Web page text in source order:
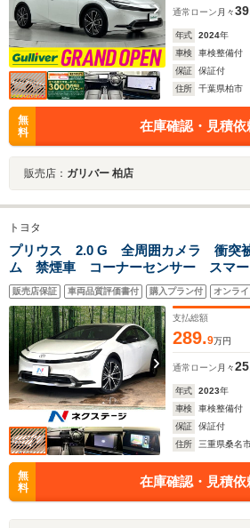
通常ローン 月々
年式 2024年
車検
車検整備付
保証
保証付
住所
千葉県柏市
無
料
在庫確認・見積依
販売店： ガリバー 柏店
トヨタ
プリウス 2.0 G 全周囲カメラ 衝突
ム 禁煙車 コーナーセンサー スマ
ッド ビルトインETC 純正19インチ
イビーム 車線逸脱警報 オートライト
ン
販売店保証 車両品質評価書付 購入プラン付 オンラ
支払総額
289.9万円
通常ローン 月々
年式 2023年
車検
車検整備付
保証
保証付
住所
三重県桑名
無
料
在庫確認・見積依